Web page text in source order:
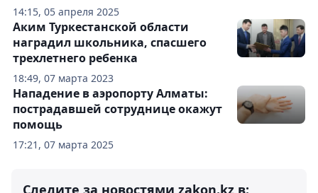
14:15, 05 апреля 2025
18:49, 07 марта 2023
Аким Туркестанской области
наградил школьника, спасшего
трехлетнего ребенка
17:21, 07 марта 2025
Нападение в аэропорту Алматы:
пострадавшей сотруднице окажут
помощь
Следите за новостями zakon.kz в: